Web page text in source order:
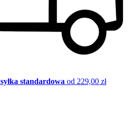
standardowa od 229,00 zł